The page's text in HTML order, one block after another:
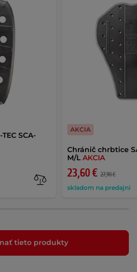
SCA-
Chránič chrbtice
M/LAKCIA
23,60 € 27,90 €
skladom na predajni
AKCIA
tieto produkty